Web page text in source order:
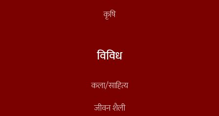
कृषि
विविध
कला/साहित्य
जीवन शैली